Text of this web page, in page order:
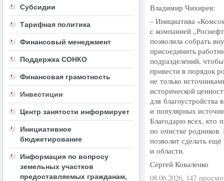
Субсидии
Тарифная политика
Финансовый менеджмент
Поддержка СОНКО
Финансовая грамотность
Инвестиции
Центр занятости информирует
Инициативное
бюджетирование
Информация по вопросу
земельных участков
предоставляемых гражданам,
Владимир Чихирев:
– Инициатива «
с компанией
позволила собрать
присоединить
подразделений,
привести в порядок
не только
исторической
для
и популярных
Благодарю всех, кто
по очистке
позволит сделать
и области.
Сергей Коваленко
08.06.2026, 147